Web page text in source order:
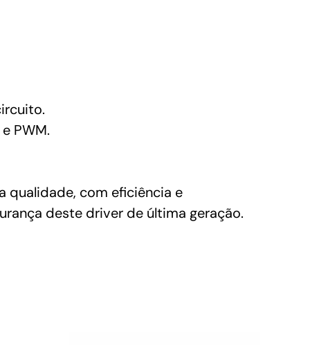
PWM.
qualidade, com eficiência e
deste driver de última geração.